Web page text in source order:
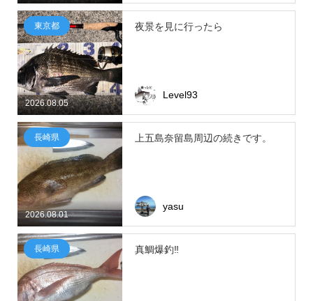
2026.08.05
東京都 夜景を見に行ったら
Level93
2026.08.01
長崎県 上五島奈留島周辺の続きです。
yasu
長崎県 真鯛爆釣‼